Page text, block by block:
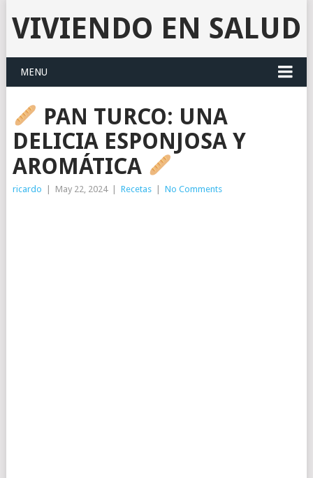
VIVIENDO EN SALUD
MENU
PAN TURCO: UNA
DELICIA ESPONJOSA Y
AROMÁTICA
ricardo | May 22, 2024 | Recetas | No Comments